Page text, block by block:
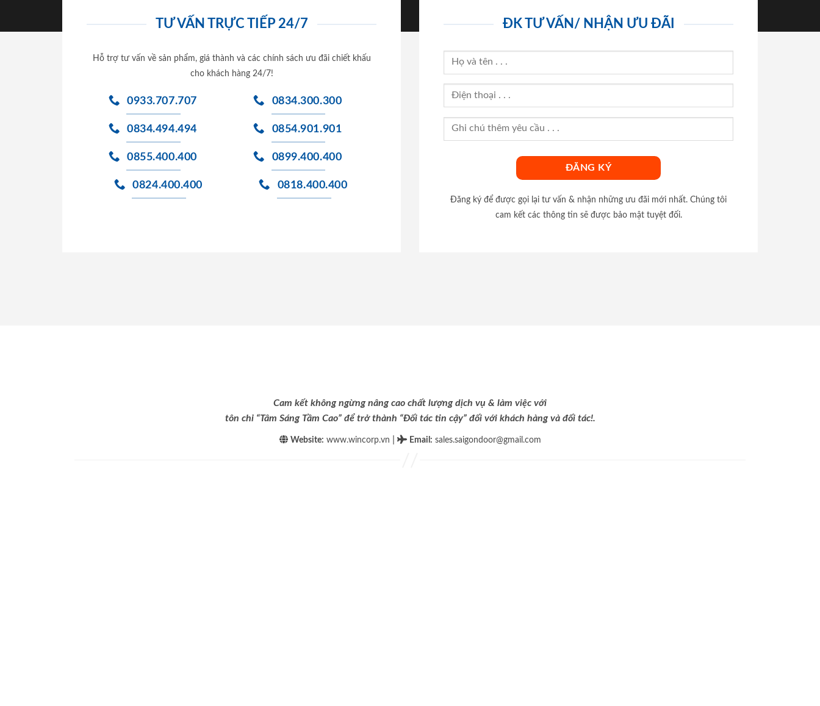
TƯ VẤN TRỰC TIẾP 24/7
Hỗ trợ tư vấn về sản phẩm, giá thành và các chính sách ưu đãi chiết khấu
cho khách hàng 24/7!
0933.707.707
0834.494.494
0855.400.400
0824.400.400
0834.300.300
0854.901.901
0899.400.400
0818.400.400
ĐK TƯ VẤN/ NHẬN ƯU ĐÃI
Đăng ký để được gọi lại tư vấn & nhận những ưu đãi mới nhất. Chúng tôi
cam kết các thông tin sẽ được bảo mật tuyệt đối.
Cam kết không ngừng nâng cao chất lượng dịch vụ & làm việc với
tôn chỉ “Tâm Sáng Tầm Cao” để trở thành “Đối tác tin cậy” đối với khách hàng và đối tác!.
Website: www.wincorp.vn Email : sales.saigondoor@gmail.com